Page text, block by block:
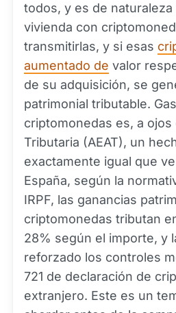
todos, y es de
vivienda con
transmitirlas, y si esas
aumentado de valor
de su adquisición, se
patrimonial tributable.
criptomonedas es, a ojos
Tributaria (AEAT), un
exactamente igual que
España, según la
IRPF, las ganancias
criptomonedas tributan
28% según el importe, y
reforzado los controles
721 de declaración de
extranjero. Este es un